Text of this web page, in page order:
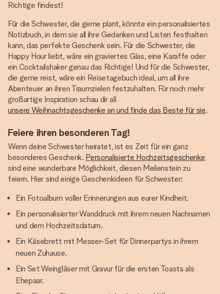
Richtige findest!
Für die Schwester, die gerne plant, könnte ein personalisiertes
Notizbuch, in dem sie all ihre Gedanken und Listen festhalten
kann, das perfekte Geschenk sein. Für die Schwester, die
Happy Hour liebt, wäre ein graviertes Glas, eine Karaffe oder
ein Cocktailshaker genau das Richtige! Und für die Schwester,
die gerne reist, wäre ein Reisetagebuch ideal, um all ihre
Abenteuer an ihren Traumzielen festzuhalten. Für noch mehr
großartige Inspiration schau dir all
unsere Weihnachtsgeschenke an und finde das Beste für sie.
Feiere ihren besonderen Tag!
Wenn deine Schwester heiratet, ist es Zeit für ein ganz
besonderes Geschenk. Personalisierte Hochzeitsgeschenke
sind eine wunderbare Möglichkeit, diesen Meilenstein zu
feiern. Hier sind einige Geschenkideen für Schwester:
Ein Fotoalbum voller Erinnerungen aus eurer Kindheit.
Ein personalisierter Wanddruck mit ihrem neuen Nachnamen
und dem Hochzeitsdatum.
Ein Käsebrett mit Messer-Set für Dinnerpartys in ihrem
neuen Zuhause.
Ein Set Weingläser mit Gravur für die ersten Toasts als
Ehepaar.